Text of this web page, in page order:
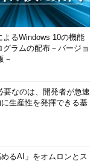
よるWindows 10の機能
グラムの配布－バージョ
－
なのは、開発者が急速
生産性を発揮できる基
るAI」をオムロンとス